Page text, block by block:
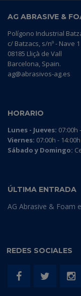
AG ABRASIVE &
Polígono Industrial
c/ Batzacs, s/nº - Nave 1
08185 Lliçà de Vall
Barcelona, Spain.
ag@abrasivos-ag.es
HORARIO
Lunes - Jueves: 07:00h
Viernes: 07:00h - 14:00h
Sábado y Domingo:
ÚLTIMA ENTRADA
AG Abrasive & Foam
REDES SOCIALES